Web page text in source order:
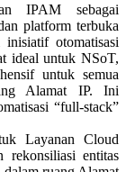
IPAM sebagai
platform terbuka
otomatisasi
ideal untuk NSoT,
untuk semua
Alamat IP. Ini
“full-stack”
Layanan Cloud
rekonsiliasi entitas